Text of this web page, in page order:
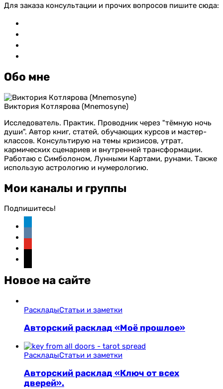
Для заказа консультации и прочих вопросов пишите сюда:
Обо мне
Виктория Котлярова (Mnemosyne)
Исследователь. Практик. Проводник через "тёмную ночь
души". Автор книг, статей, обучающих курсов и мастер-
классов. Консультирую на темы кризисов, утрат,
кармических сценариев и внутренней трансформации.
Работаю с Симболоном, Лунными Картами, рунами. Также
использую астрологию и нумерологию.
Мои каналы и группы
Подпишитесь!
Новое на сайте
РаскладыСтатьи и заметки
Авторский расклад «Моё прошлое»
РаскладыСтатьи и заметки
Авторский расклад «Ключ от всех
дверей».